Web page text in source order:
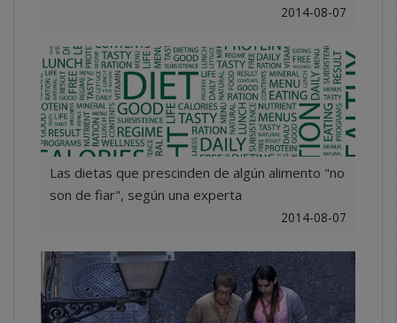
2014-08-07
Las dietas que prescinden de algún alimento "no
son de fiar", según una experta
2014-08-07